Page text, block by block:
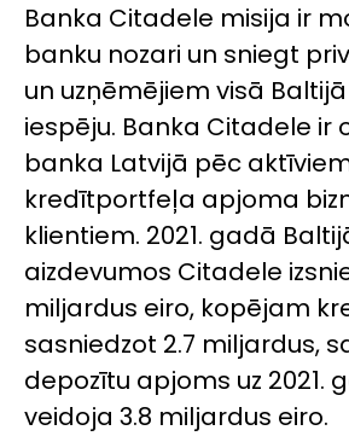
Banka Citadele misija ir
banku nozari un sniegt
un uzņēmējiem visā
iespēju. Banka Citadele ir
banka Latvijā pēc
kredītportfeļa apjoma
klientiem. 2021. gadā
aizdevumos Citadele
miljardus eiro, kopējam
sasniedzot 2.7 miljardus,
depozītu apjoms uz 2021.
veidoja 3.8 miljardus eiro.